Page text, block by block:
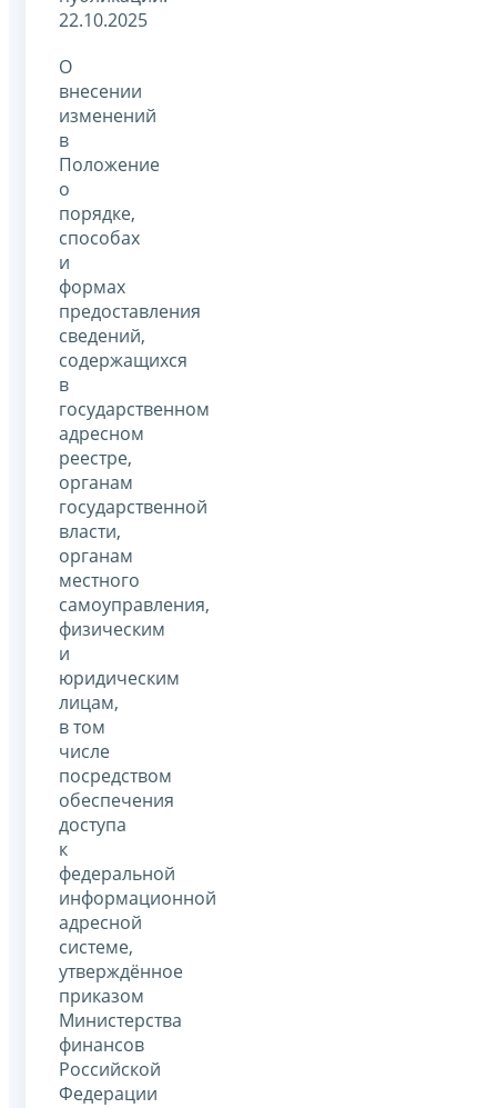
22.10.2025
О
внесении
изменений
в
Положение
о
порядке,
способах
и
формах
предоставления
сведений,
содержащихся
в
государственном
адресном
реестре,
органам
государственной
власти,
органам
местного
самоуправления,
физическим
и
юридическим
лицам,
в том
числе
посредством
обеспечения
доступа
к
федеральной
информационной
адресной
системе,
утверждённое
приказом
Министерства
финансов
Российской
Федерации